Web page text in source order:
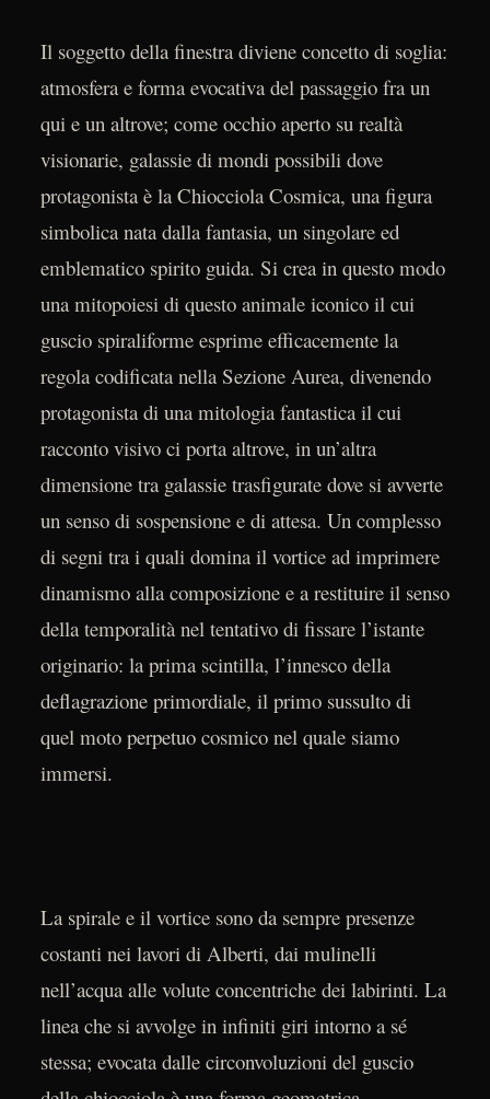
Il soggetto della finestra diviene concetto di soglia:
atmosfera e forma evocativa del passaggio fra un
qui e un altrove; come occhio aperto su realtà
visionarie, galassie di mondi possibili dove
protagonista è la Chiocciola Cosmica, una figura
simbolica nata dalla fantasia, un singolare ed
emblematico spirito guida. Si crea in questo modo
una mitopoiesi di questo animale iconico il cui
guscio spiraliforme esprime efficacemente la
regola codificata nella Sezione Aurea, divenendo
protagonista di una mitologia fantastica il cui
racconto visivo ci porta altrove, in un’altra
dimensione tra galassie trasfigurate dove si avverte
un senso di sospensione e di attesa. Un complesso
di segni tra i quali domina il vortice ad imprimere
dinamismo alla composizione e a restituire il senso
della temporalità nel tentativo di fissare l’istante
originario: la prima scintilla, l’innesco della
deflagrazione primordiale, il primo sussulto di
quel moto perpetuo cosmico nel quale siamo
immersi.
La spirale e il vortice sono da sempre presenze
costanti nei lavori di Alberti, dai mulinelli
nell’acqua alle volute concentriche dei labirinti. La
linea che si avvolge in infiniti giri intorno a sé
stessa; evocata dalle circonvoluzioni del guscio